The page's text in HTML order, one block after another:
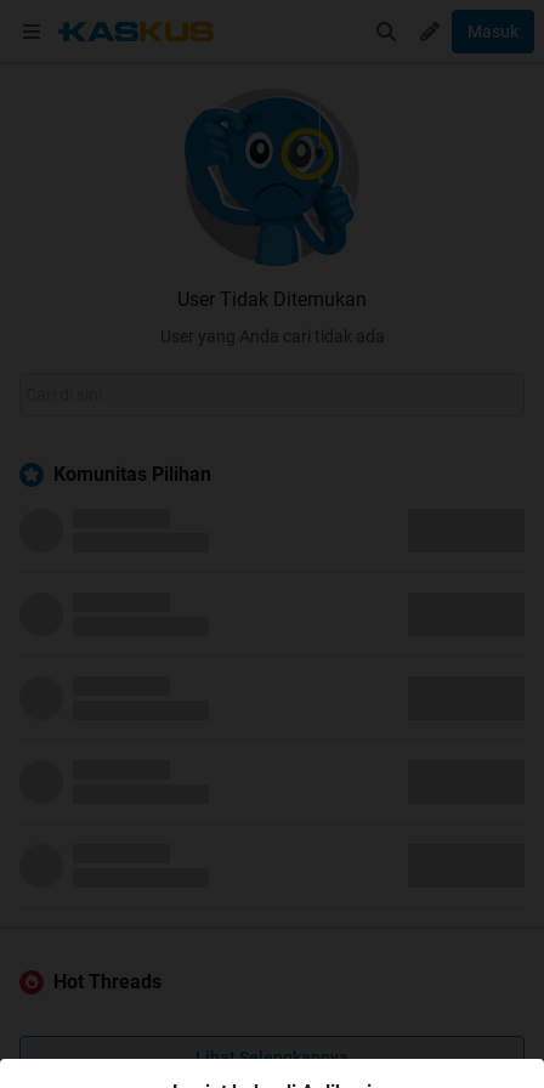
Masuk
User Tidak Ditemukan
User yang Anda cari tidak ada
Komunitas Pilihan
Hot Threads
Lihat Selengkapnya